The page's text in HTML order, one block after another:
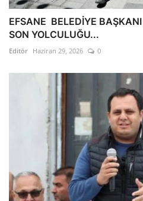
EFSANE BELEDİYE
SON YOLCULUĞU...
Editör Haziran 29, 2026 0